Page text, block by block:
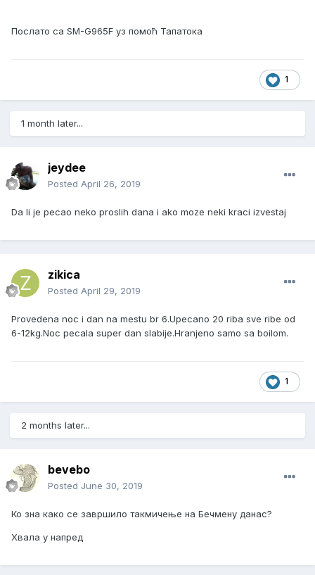
Послато са SM-G965F уз помоћ Тапатока
1
1 month later...
jeydee
Posted April 26, 2019
Da li je pecao neko proslih dana i ako moze neki kraci izvestaj
zikica
Posted April 29, 2019
Provedena noc i dan na mestu br 6.Upecano 20 riba sve ribe od
6-12kg.Noc pecala super dan slabije.Hranjeno samo sa boilom.
1
2 months later...
bevebo
Posted June 30, 2019
Ко зна како се завршило такмичење на Бечмену данас?
Хвала у напред